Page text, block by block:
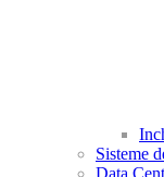
Sisteme